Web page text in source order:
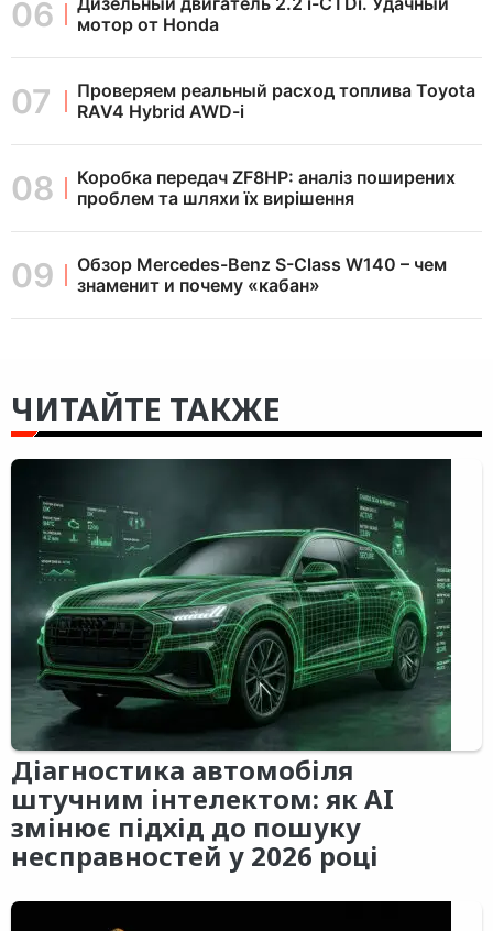
мотор от Honda
Проверяем реальный расход топлива Toyota
RAV4 Hybrid AWD-i
Коробка передач ZF8HP: аналіз поширених
проблем та шляхи їх вирішення
Обзор Mercedes-Benz S-Class W140 – чем
знаменит и почему «кабан»
ЧИТАЙТЕ ТАКЖЕ
Діагностика автомобіля
штучним інтелектом: як AI
змінює підхід до пошуку
несправностей у 2026 році